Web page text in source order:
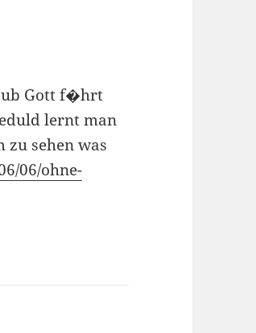
Gott f�hrt
lernt man
sehen was
06/ohne-